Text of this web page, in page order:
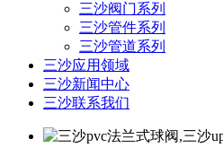
三沙阀门系列
三沙管件系列
三沙管道系列
三沙应用领域
三沙新闻中心
三沙联系我们